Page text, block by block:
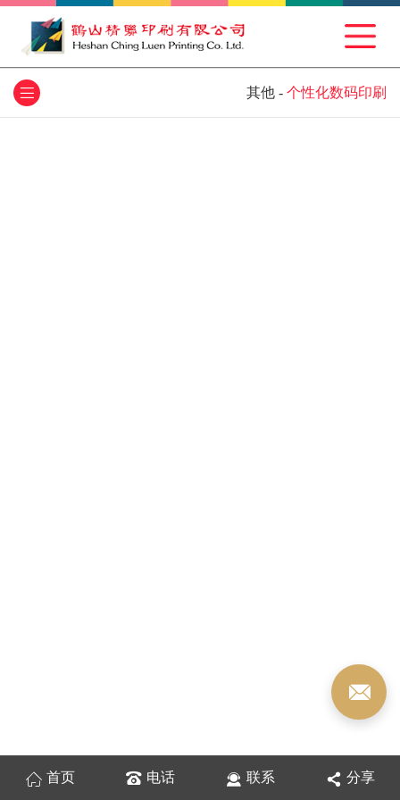
其他 - 个性化数码印刷
首页 电话 联系 分享